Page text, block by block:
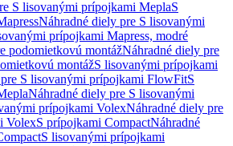
S lisovanými prípojkami MeplaS
Náhradné diely pre S lisovanými
prípojkami Mapress, modré
podomietkovú montážNáhradné diely pre
montážS lisovanými prípojkami
S lisovanými prípojkami FlowFitS
Náhradné diely pre S lisovanými
prípojkami VolexNáhradné diely pre
VolexS prípojkami CompactNáhradné
S lisovanými prípojkami